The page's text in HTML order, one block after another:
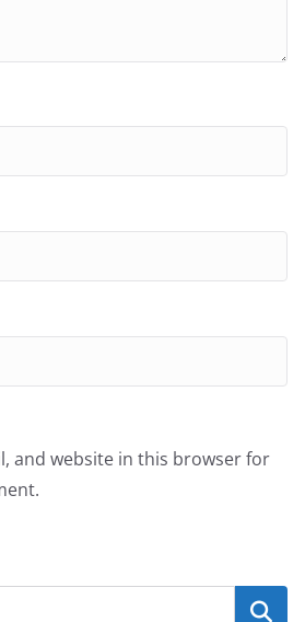
and website in this browser for
Search